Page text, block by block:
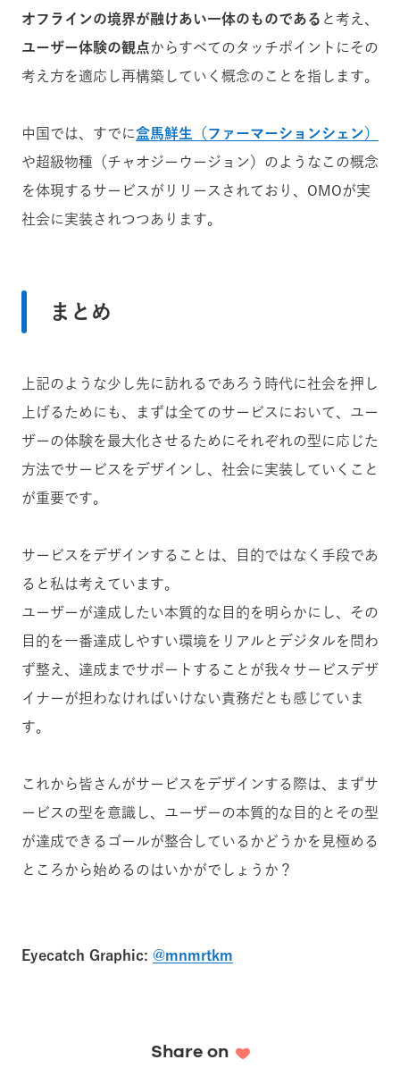
オフラインの境界が融けあい一体のものである と考え、
ユーザー体験の観点からすべてのタッチポイントにその
考え方を適応し再構築していく概念のことを指します。
中国では、すでに盒馬鮮生（ファーマーションシェン）
や超級物種（チャオジーウージョン）のようなこの概念
を体現するサービスがリリースされており、OMOが実
社会に実装されつつあります。
まとめ
上記のような少し先に訪れるであろう時代に社会を押し
上げるためにも、まずは全てのサービスにおいて、ユー
ザーの体験を最大化させるためにそれぞれの型に応じた
方法でサービスをデザインし、社会に実装していくこと
が重要です。
サービスをデザインすることは、目的ではなく手段であ
ると私は考えています。
ユーザーが達成したい本質的な目的を明らかにし、その
目的を一番達成しやすい環境をリアルとデジタルを問わ
ず整え、達成までサポートすることが我々サービスデザ
イナーが担わなければいけない責務だとも感じていま
す。
これから皆さんがサービスをデザインする際は、まずサ
ービスの型を意識し、ユーザーの本質的な目的とその型
が達成できるゴールが整合しているかどうかを見極める
ところから始めるのはいかがでしょうか？
Eyecatch Graphic: @mnmrtkm
Share on